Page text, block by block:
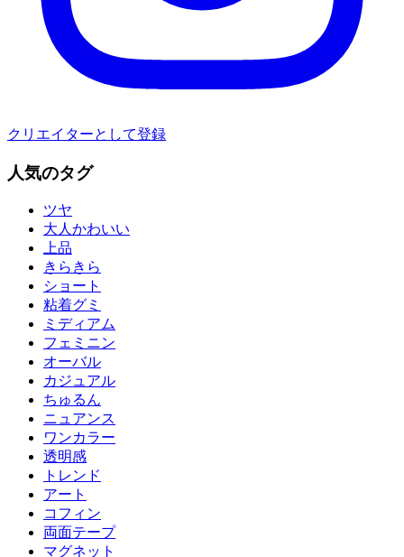
クリエイターとして登録
人気のタグ
ツヤ
大人かわいい
上品
きらきら
ショート
粘着グミ
ミディアム
フェミニン
オーバル
カジュアル
ちゅるん
ニュアンス
ワンカラー
透明感
トレンド
アート
コフィン
両面テープ
マグネット